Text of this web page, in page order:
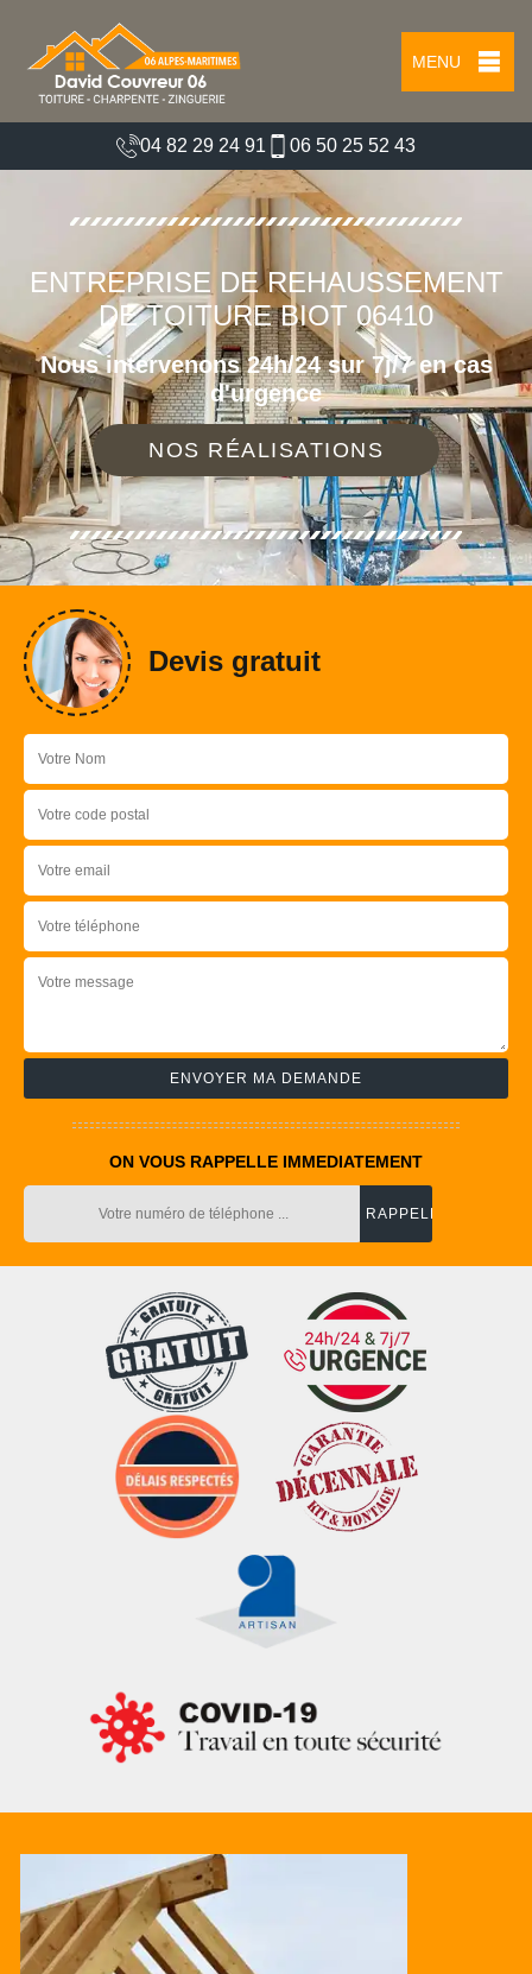
MENU
04 82 29 24 91 06 50 25 52 43
ENTREPRISE DE REHAUSSEMENT
DE TOITURE BIOT 06410
Nous intervenons 24h/24 sur 7j/7 en cas
d'urgence
NOS RÉALISATIONS
Devis gratuit
ON VOUS RAPPELLE IMMEDIATEMENT